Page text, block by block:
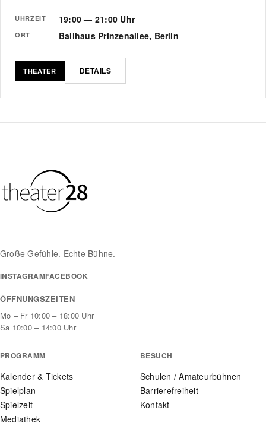
UHRZEIT 19:00 — 21:00 Uhr
ORT Ballhaus Prinzenallee, Berlin
THEATER DETAILS
Große Gefühle. Echte Bühne.
INSTAGRAMFACEBOOK
ÖFFNUNGSZEITEN
Mo – Fr 10:00 – 18:00 Uhr
Sa 10:00 – 14:00 Uhr
PROGRAMM
Kalender & Tickets
Spielplan
Spielzeit
Mediathek
BESUCH
Schulen / Amateurbühnen
Barrierefreiheit
Kontakt